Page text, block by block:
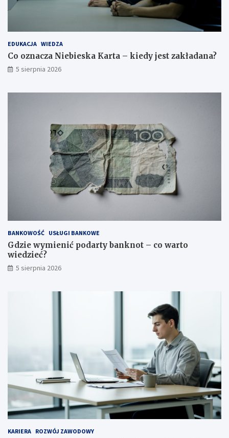
EDUKACJA WIEDZA
Co oznacza Niebieska Karta – kiedy jest zakładana?
5 sierpnia 2026
BANKOWOŚĆ USŁUGI BANKOWE
Gdzie wymienić podarty banknot – co warto
wiedzieć?
5 sierpnia 2026
KARIERA ROZWÓJ ZAWODOWY